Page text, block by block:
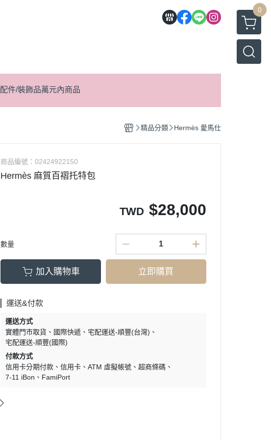
0
配件/裝飾品萬元內商品
精品分類 Hermès 愛馬仕
商品編號：02424922150
Hermès 麻質百褶托特包
TWD $28,000
數量
加入購物車 立即購買
運送&付款
運送方式
實體門市取貨
國際快遞
宅配運送-順豐(台灣)
宅配運送-順豐(國際)
付款方式
信用卡分期付款
信用卡 ATM 虛擬帳號
超商條碼
7-11 iBon
FamiPort